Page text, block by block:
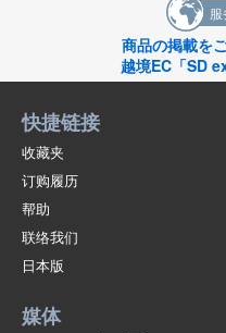
商品の掲載を
越境EC「SD
快捷链接
收藏夹
订购履历
帮助
联络我们
日本版
媒体